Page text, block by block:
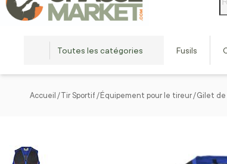
Toutes les catégories Fusils
Accueil Tir Sportif Équipement pour le tireur Gilet de